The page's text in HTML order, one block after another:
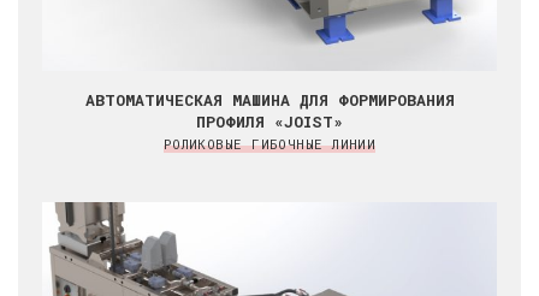
АВТОМАТИЧЕСКАЯ МАШИНА ДЛЯ ФОРМИРОВАНИЯ
ПРОФИЛЯ «JOIST»
РОЛИКОВЫЕ ГИБОЧНЫЕ ЛИНИИ